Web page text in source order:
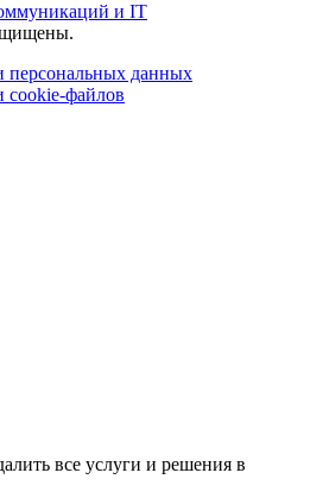
и IT
персональных данных
cookie-файлов
все услуги и решения в